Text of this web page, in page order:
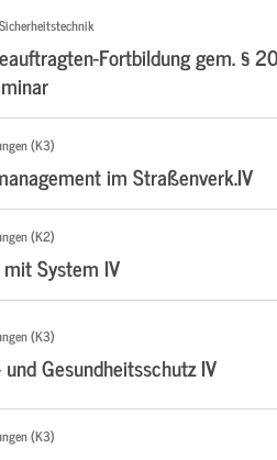
Fortbildung gem. §
(K3)
im Straßenverk.IV
(K2)
System IV
(K3)
Gesundheitsschutz IV
(K3)